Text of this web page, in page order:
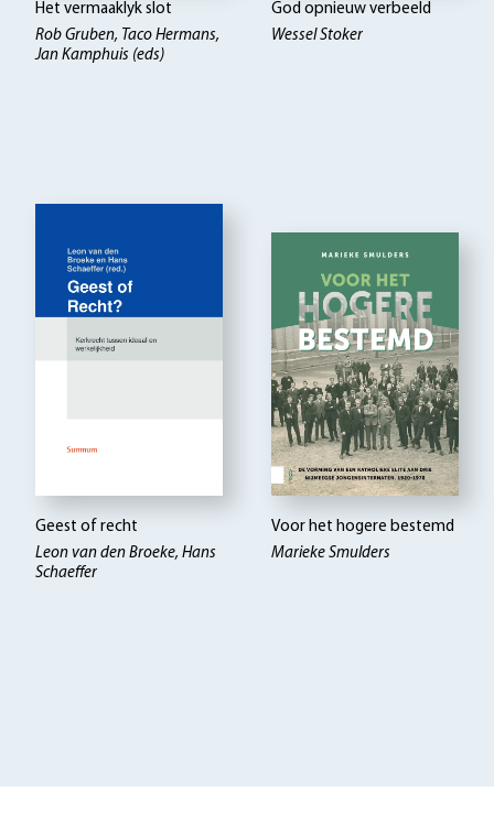
Het vermaaklyk slot
Rob Gruben, Taco Hermans,
Jan Kamphuis (eds)
God opnieuw verbeeld
Wessel Stoker
Geest of recht
Leon van den Broeke, Hans
Schaeffer
Voor het hogere bestemd
Marieke Smulders